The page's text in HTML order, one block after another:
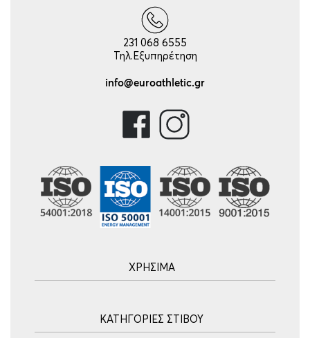
231 068 6555
Τηλ.Εξυπηρέτηση
info@euroathletic.gr
ΧΡΗΣΙΜΑ
ΚΑΤΗΓΟΡΙΕΣ ΣΤΙΒΟΥ